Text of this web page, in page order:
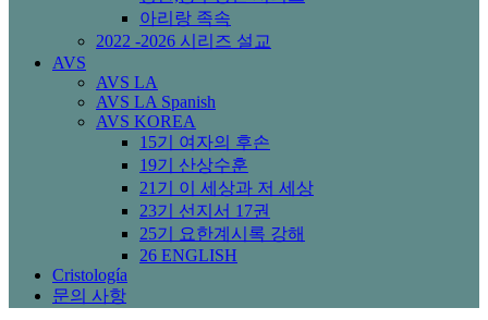
아리랑 족속
2022 -2026 시리즈 설교
AVS
AVS LA
AVS LA Spanish
AVS KOREA
15기 여자의 후손
19기 산상수훈
21기 이 세상과 저 세상
23기 선지서 17권
25기 요한계시록 강해
26 ENGLISH
Cristología
문의 사항